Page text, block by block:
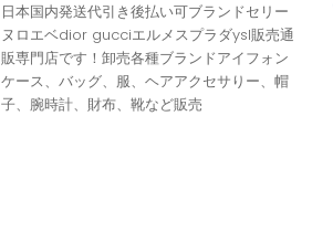
日本国内発送代引き後払い可ブランドセリー
ヌロエベdior gucciエルメスプラダysl販売通
販専門店です！卸売各種ブランドアイフォン
ケース、バッグ、服、ヘアアクセサりー、帽
子、腕時計、財布、靴など販売